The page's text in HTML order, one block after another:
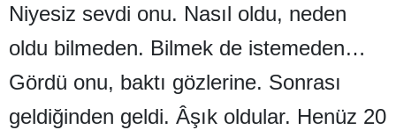
Balıkesir
Bilecik
Bingöl
Bitlis
Niyesiz sevdi onu. Nasıl oldu, neden
oldu bilmeden. Bilmek de istemeden…
Gördü onu, baktı gözlerine. Sonrası
geldiğinden geldi. Âşık oldular. Henüz 20